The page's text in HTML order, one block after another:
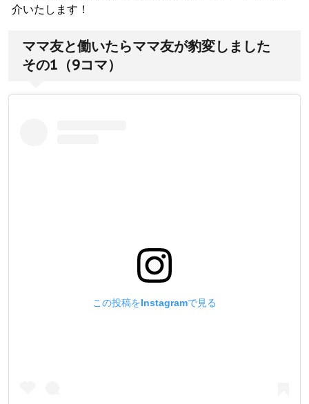
介いたします！
ママ友と働いたらママ友が豹変しました
その1（9コマ）
この投稿をInstagramで見る